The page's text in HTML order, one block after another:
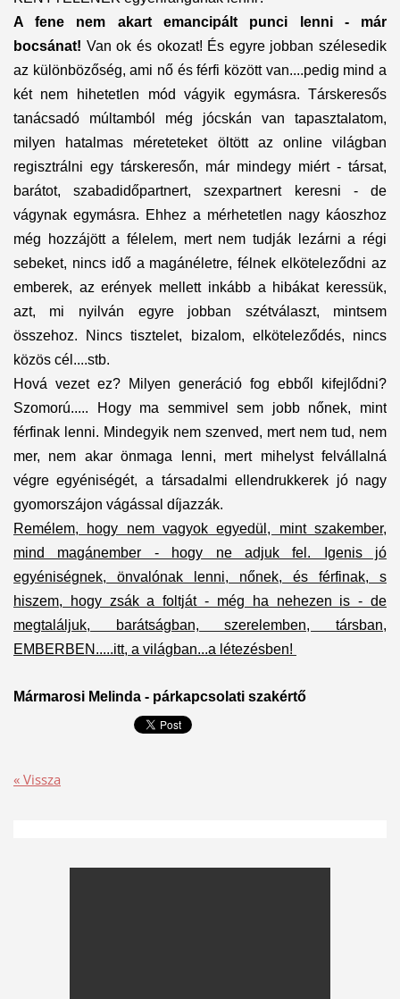
A fene nem akart emancipált punci lenni - már
bocsánat! Van ok és okozat! És egyre jobban szélesedik
az különbözőség, ami nő és férfi között van....pedig mind a
két nem hihetetlen mód vágyik egymásra. Társkeresős
tanácsadó múltamból még jócskán van tapasztalatom,
milyen hatalmas méreteteket öltött az online világban
regisztrálni egy társkeresőn, már mindegy miért - társat,
barátot, szabadidőpartnert, szexpartnert keresni - de
vágynak egymásra. Ehhez a mérhetetlen nagy káoszhoz
még hozzájött a félelem, mert nem tudják lezárni a régi
sebeket, nincs idő a magánéletre, félnek elköteleződni az
emberek, az erények mellett inkább a hibákat keressük,
azt, mi nyilván egyre jobban szétválaszt, mintsem
összehoz. Nincs tisztelet, bizalom, elköteleződés, nincs
közös cél....stb.
Hová vezet ez? Milyen generáció fog ebből kifejlődni?
Szomorú..... Hogy ma semmivel sem jobb nőnek, mint
férfinak lenni. Mindegyik nem szenved, mert nem tud, nem
mer, nem akar önmaga lenni, mert mihelyst felvállalná
végre egyéniségét, a társadalmi ellendrukkerek jó nagy
gyomorszájon vágással díjazzák.
Remélem, hogy nem vagyok egyedül, mint szakember,
mind magánember - hogy ne adjuk fel. Igenis jó
egyéniségnek, önvalónak lenni, nőnek, és férfinak, s
hiszem, hogy zsák a foltját - még ha nehezen is - de
megtaláljuk, barátságban, szerelemben, társban,
EMBERBEN.....itt, a világban...a létezésben!
Mármarosi Melinda - párkapcsolati szakértő
« Vissza